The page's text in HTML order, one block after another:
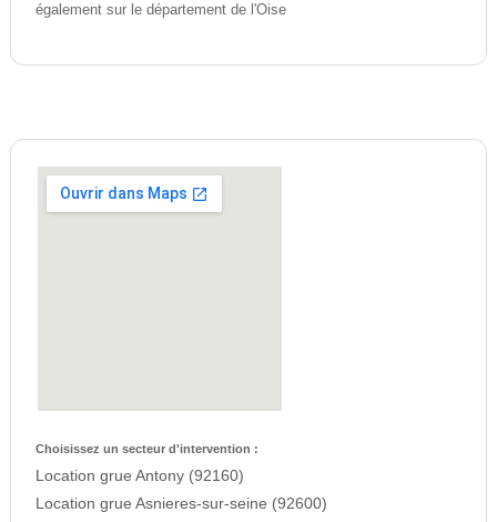
également sur le département de l'Oise
Choisissez un secteur d'intervention :
Location grue Antony (92160)
Location grue Asnieres-sur-seine (92600)